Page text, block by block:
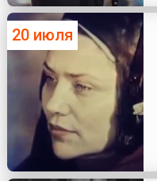
20 июля